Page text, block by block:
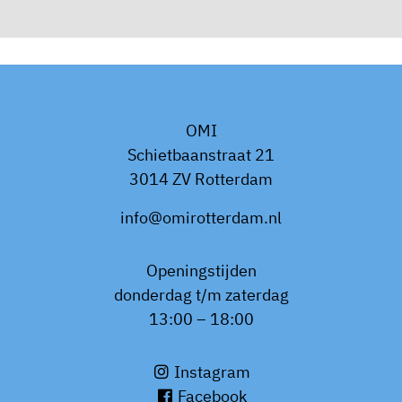
OMI
Schietbaanstraat 21
3014 ZV Rotterdam
info@omirotterdam.nl
Openingstijden
donderdag t/m zaterdag
13:00 – 18:00
Instagram
Facebook